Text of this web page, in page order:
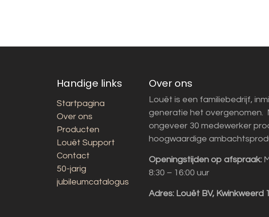
Handige links
Startpagina
Over ons
Producten
Louët Support
Contact
50-jarig
jubileumcatalogus
Over ons
Louët is een familiebedrijf,
generatie het overgenomen.
ongeveer 30 medewerker
hoogwaardige
Openingstijden op afspraak:
8:30 – 16:00 uur
Adres: Louët BV, Kwinkweerd